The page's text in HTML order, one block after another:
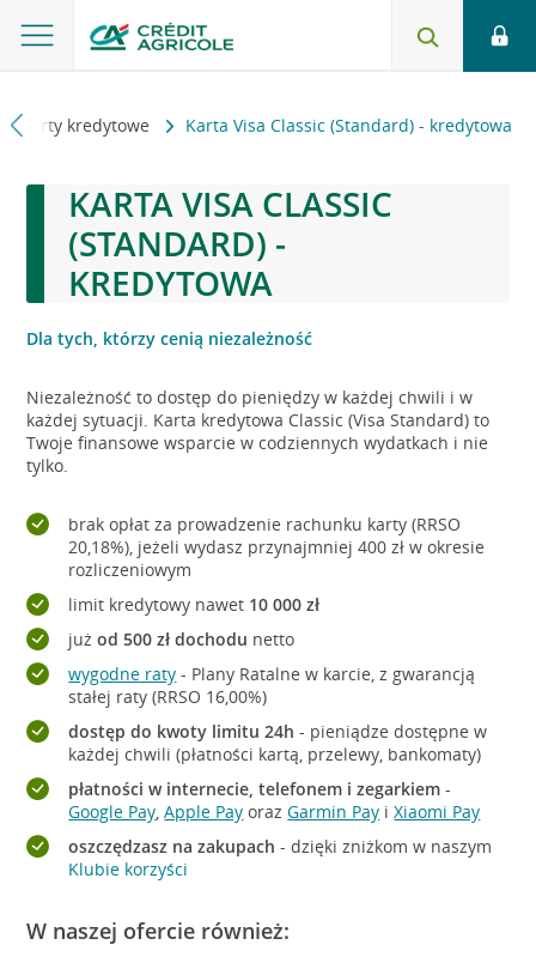
Karty kredytowe Karta Visa Classic (Standard) - kredytowa
KARTA VISA CLASSIC
(STANDARD) -
KREDYTOWA
Dla tych, którzy cenią niezależność
Niezależność to dostęp do pieniędzy w każdej chwili i w
każdej sytuacji. Karta kredytowa Classic (Visa Standard) to
Twoje finansowe wsparcie w codziennych wydatkach i nie
tylko.
brak opłat za prowadzenie rachunku karty (RRSO
20,18%), jeżeli wydasz przynajmniej 400 zł w okresie
rozliczeniowym
limit kredytowy nawet 10 000 zł
jużod 500 zł dochodu netto
wygodne raty - Plany Ratalne w karcie, z gwarancją
stałej raty (RRSO 16,00%)
dostęp do kwoty limitu 24h - pieniądze dostępne w
każdej chwili (płatności kartą, przelewy, bankomaty)
płatności w internecie, telefonem i zegarkiem -
Google Pay,Apple Pay orazGarmin Pay iXiaomi Pay
oszczędzasz na zakupach - dzięki zniżkom w naszym
Klubie korzyści
W naszej ofercie również: